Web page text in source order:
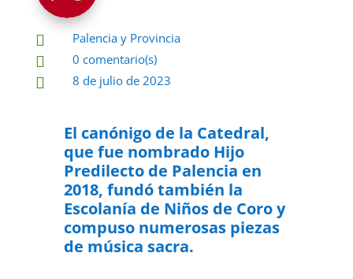
 Palencia y Provincia
 0 comentario(s)
 8 de julio de 2023
El canónigo de la Catedral,
que fue nombrado Hijo
Predilecto de Palencia en
2018, fundó también la
Escolanía de Niños de Coro y
compuso numerosas piezas
de música sacra.